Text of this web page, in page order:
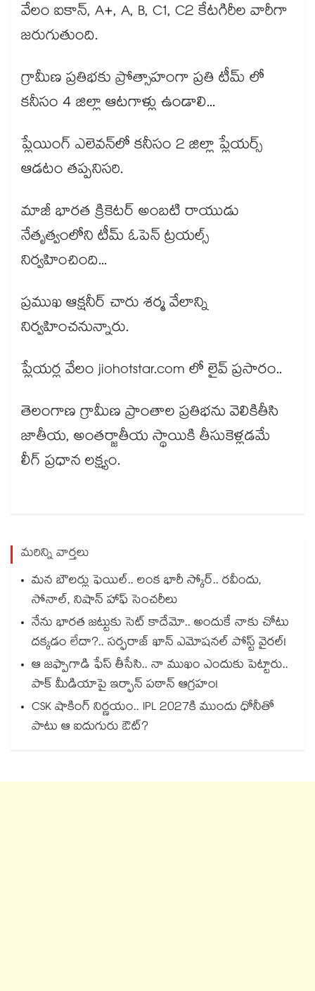
వేలం ఐకాన్, A+, A, B, C1, C2 కేటగిరీల వారీగా
జరుగుతుంది.
గ్రామీణ ప్రతిభకు ప్రోత్సాహంగా ప్రతి టీమ్ లో
కనీసం 4 జిల్లా ఆటగాళ్లు ఉండాలి...
ప్లేయింగ్ ఎలెవన్‌లో కనీసం 2 జిల్లా ప్లేయర్స్
ఆడటం తప్పనిసరి.
మాజీ భారత క్రికెటర్ అంబటి రాయుడు
నేతృత్వంలోని టీమ్ ఓపెన్ ట్రయల్స్
నిర్వహించింది...
ప్రముఖ ఆక్షనీర్ చారు శర్మ వేలాన్ని
నిర్వహించనున్నారు.
ప్లేయర్ల వేలం jiohotstar.com లో లైవ్ ప్రసారం..
తెలంగాణ గ్రామీణ ప్రాంతాల ప్రతిభను వెలికితీసి
జాతీయ, అంతర్జాతీయ స్థాయికి తీసుకెళ్లడమే
లీగ్ ప్రధాన లక్ష్యం.
మరిన్ని వార్తలు
మన బౌలర్లు ఫెయిల్.. లంక భారీ స్కోర్.. రవీందు,
సోనాల్‌‌‌‌, నిషాన్ హాఫ్ సెంచరీలు
నేను భారత జట్టుకు సెట్ కాదేమో.. అందుకే నాకు చోటు
దక్కడం లేదా?.. సర్ఫరాజ్ ఖాన్ ఎమోషనల్ పోస్ట్ వైరల్!
ఆ జఫ్పాగాడి ఫేస్ తీసేసి.. నా ముఖం ఎందుకు పెట్టారు..
పాక్ మీడియాపై ఇర్ఫాన్ పఠాన్ ఆగ్రహం!
CSK షాకింగ్ నిర్ణయం.. IPL 2027కి ముందు ధోనీతో
పాటు ఆ ఐదుగురు ఔట్?